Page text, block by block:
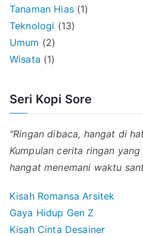
Tanaman Hias(1)
Teknologi (13)
Umum (2)
Wisata (1)
Seri Kopi Sore
"Ringan dibaca, hangat di
Kumpulan cerita ringan
hangat menemani waktu
Kisah Romansa Arsitek
Gaya Hidup Gen Z
Kisah Cinta Desainer